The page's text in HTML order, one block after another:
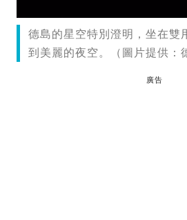
德島的星空特別澄明，坐在雙
到美麗的夜空。（圖片提供：
廣告